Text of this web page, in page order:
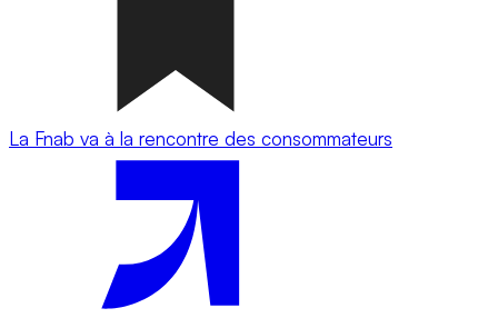
La Fnab va à la rencontre des consommateurs